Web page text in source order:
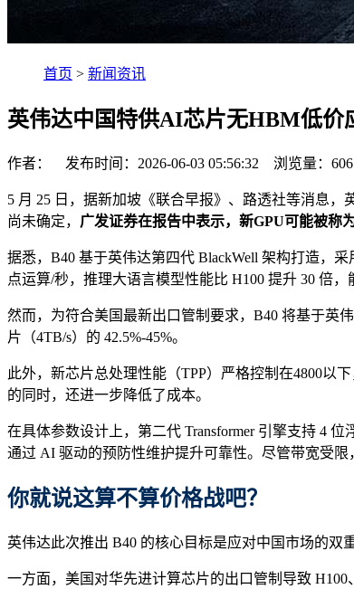
首页 > 新闻资讯
英伟达中国特供AI芯片无HBM低价
作者： 发布时间：2026-06-03 05:56:32 浏览量： 606
5 月 25 日，据新加坡《联合早报》、路透社等消息
尚未确定， 广发证券在报告中表示，新GPU可能被称
据悉，B40 基于英伟达第四代 BlackWell 架构打造，
点运算/秒，推理大语言模型性能比 H100 提升 30 倍，
然而，为符合美国最新出口管制要求，B40 将基于英
片（4TB/s）的 42.5%-45%。
此外，新芯片总处理性能（TPP）严格控制在4800以
的同时，还进一步降低了成本。
在具体参数设计上，第二代 Transformer 引擎支持 4
通过 AI 驱动的预防性维护提升可靠性。尽管带宽受限
你就说这算不算价格战吧？
英伟达此次推出 B40 的核心目标是应对中国市场的双
一方面，美国对华先进计算芯片的出口管制导致